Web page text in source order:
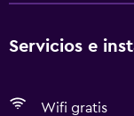
Servicios e
Wifi gratis